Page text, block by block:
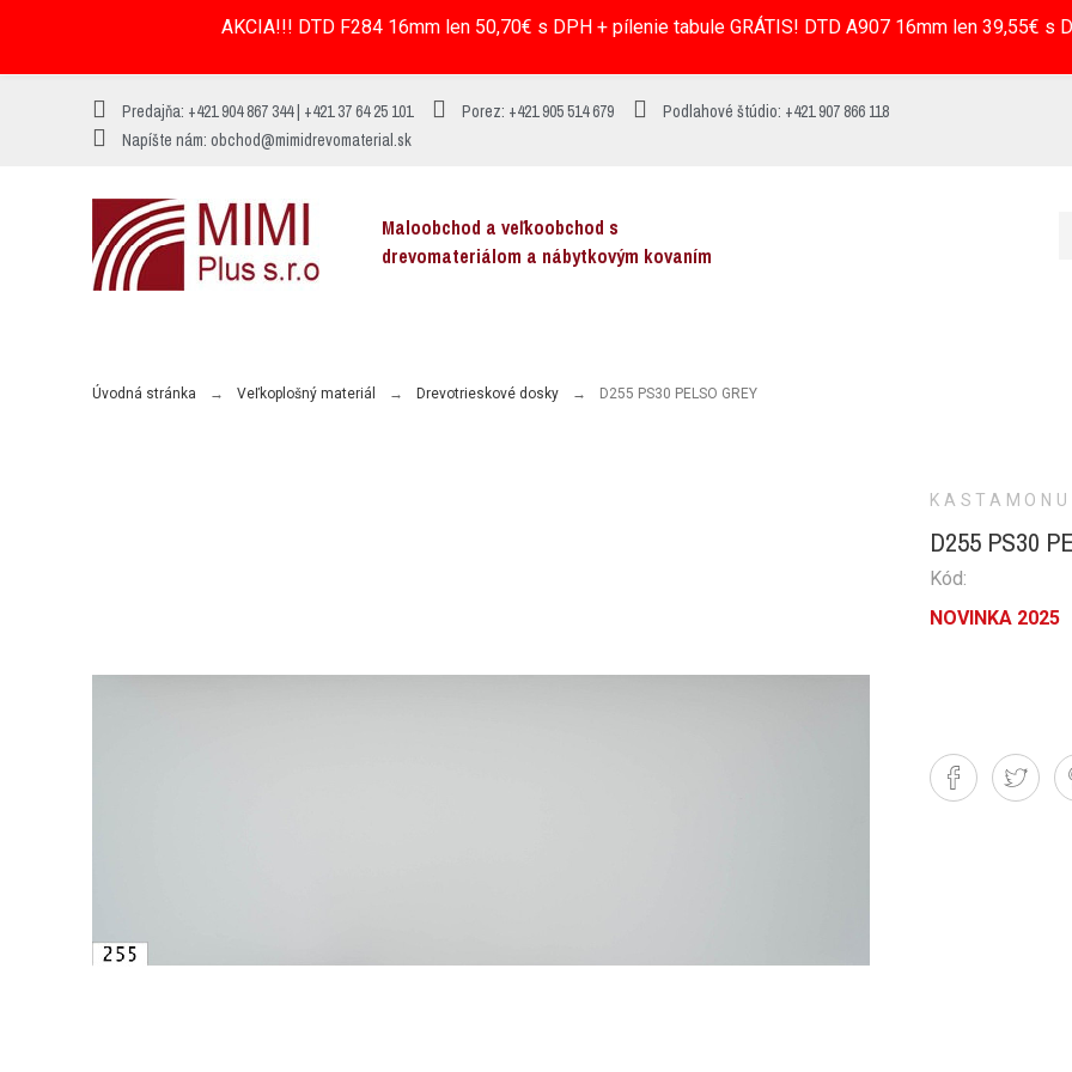
AKCIA!!! DTD F284 16mm len 50,70€ s DPH + pílenie tabule GRÁTIS! DTD A907 16mm len 39,55€ s
Predajňa: +421 904 867 344 | +421 37 64 25 101 Porez: +421 905 514 679
Podlahové štúdio: +421 907 866 118
Napíšte nám: obchod@mimidrevomaterial.sk
Maloobchod a veľkoobchod s
drevomateriálom a nábytkovým kovaním
Úvodná stránka Veľkoplošný materiál Drevotrieskové dosky D255 PS30 PELSO GREY
KASTAMONU
D255 PS30
Kód:
NOVINKA 2025